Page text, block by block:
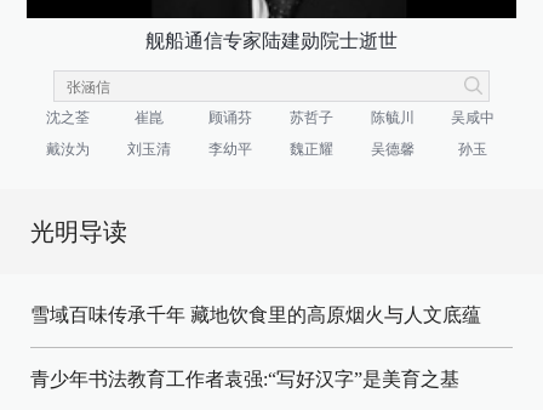
舰船通信专家陆建勋院士逝世
沈之荃 崔崑 顾诵芬 苏哲子 陈毓川
吴咸中
戴汝为
刘玉清 李幼平 魏正耀 吴德馨 孙玉
光明导读
雪域百味传承千年 藏地饮食里的高原烟火与人文底蕴
青少年书法教育工作者袁强:“写好汉字”是美育之基